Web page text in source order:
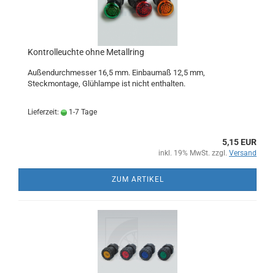
Kontrolleuchte ohne Metallring
Außendurchmesser 16,5 mm. Einbaumaß 12,5 mm,
Steckmontage, Glühlampe ist nicht enthalten.
Lieferzeit: 1-7 Tage
5,15 EUR
inkl. 19% MwSt. zzgl. Versand
ZUM ARTIKEL